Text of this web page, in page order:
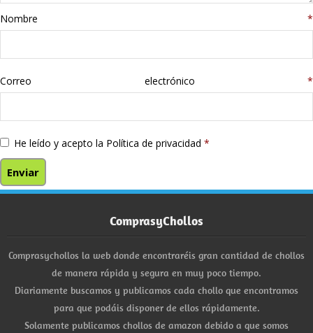
libros
Nombre *
Correo electrónico *
He leído y acepto la Política de privacidad *
ComprasyChollos
Comprasychollos la web donde encontraréis gran cantidad de chollos
de manera rápida y segura en muy poco tiempo.
Diariamente buscamos y publicamos cada chollo que encontramos
para que podáis disponer de ellos rápidamente.
Solamente publicamos chollos de amazon debido a que somos